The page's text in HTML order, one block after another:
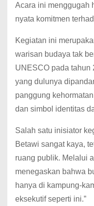
Acara ini menggugah
nyata komitmen
Kegiatan ini
warisan budaya tak
UNESCO pada tahun
yang dulunya
panggung
dan simbol identitas
Salah satu inisiator
Betawi sangat kaya,
ruang publik. Melalui
menegaskan bahwa
hanya di kampung-
eksekutif seperti ini.”